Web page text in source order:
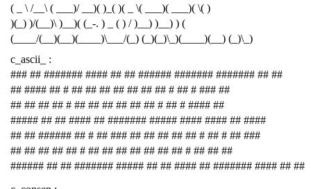
( _ \ /__\ ( ___)/ __)( )_( )( _ \( ___)( ___)( \( )
)(_) )/(__)\ )__)( (_-. ) _ ( ) / )__) )__) ) (
(____/(__)(__)(____)\___/(_) (_)(_)\_)(____)(__) (_)\_)
c_ascii_ :
### ## ####### #### ## ## ###### ####### ####### ## ##
## #### ## # ## ## ## ## ## ## ## # ## # ### ##
## ## ## ## # ## ## ## ## ## ## # ## # #### ##
##### ## ## #### ## ####### ##### #### #### ## ####
## ## ###### ## # ## ### ## ## ## ## ## # ## # ## ###
## ## ## ## ## # ## ## ## ## ## ## ## # ## ## ##
###### ## ## ####### ##### ## ## #### ## ####### #### ## ##